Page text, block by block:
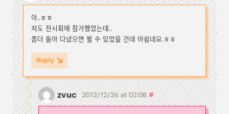
아..ㅎㅎ
저도 전시회에 참가했었는데..
좀더 돌아 다녔으면 뵐 수 있었을 건데 아쉽네요.ㅎㅎ
Reply
zvuc 2012/12/26 at 02:08#